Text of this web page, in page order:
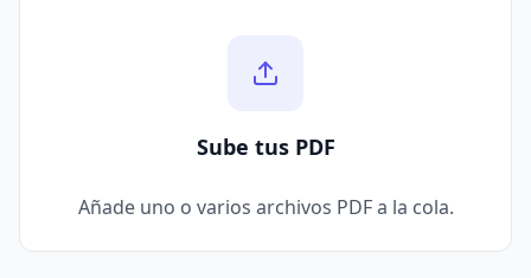
Sube tus PDF
Añade uno o varios archivos PDF a la cola.